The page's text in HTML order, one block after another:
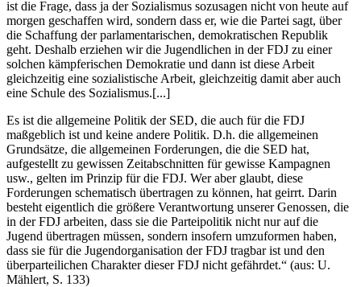
ist die Frage, dass ja der Sozialismus sozusagen nicht von heute auf
morgen geschaffen wird, sondern dass er, wie die Partei sagt, über
die Schaffung der parlamentarischen, demokratischen Republik
geht. Deshalb erziehen wir die Jugendlichen in der FDJ zu einer
solchen kämpferischen Demokratie und dann ist diese Arbeit
gleichzeitig eine sozialistische Arbeit, gleichzeitig damit aber auch
eine Schule des Sozialismus.[...]
Es ist die allgemeine Politik der SED, die auch für die FDJ
maßgeblich ist und keine andere Politik. D.h. die allgemeinen
Grundsätze, die allgemeinen Forderungen, die die SED hat,
aufgestellt zu gewissen Zeitabschnitten für gewisse Kampagnen
usw., gelten im Prinzip für die FDJ. Wer aber glaubt, diese
Forderungen schematisch übertragen zu können, hat geirrt. Darin
besteht eigentlich die größere Verantwortung unserer Genossen, die
in der FDJ arbeiten, dass sie die Parteipolitik nicht nur auf die
Jugend übertragen müssen, sondern insofern umzuformen haben,
dass sie für die Jugendorganisation der FDJ tragbar ist und den
überparteilichen Charakter dieser FDJ nicht gefährdet.“ (aus: U.
Mählert, S. 133)